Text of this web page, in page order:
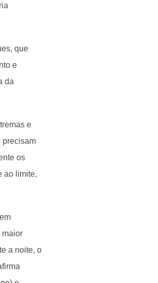
que
e
da
e
precisam
os
ao limite,
maior
a noite, o